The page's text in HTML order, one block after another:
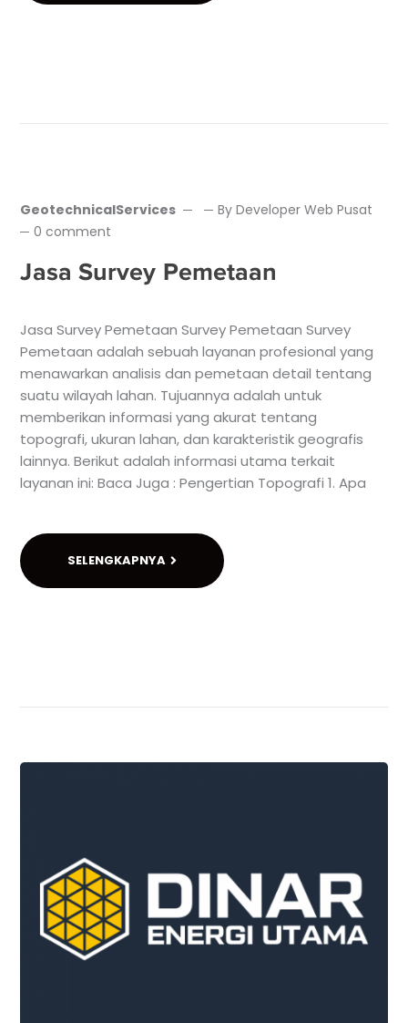
GeotechnicalServices ByDeveloper Web Pusat
0 comment
Jasa Survey Pemetaan
Jasa Survey Pemetaan Survey Pemetaan Survey
Pemetaan adalah sebuah layanan profesional yang
menawarkan analisis dan pemetaan detail tentang
suatu wilayah lahan. Tujuannya adalah untuk
memberikan informasi yang akurat tentang
topografi, ukuran lahan, dan karakteristik geografis
lainnya. Berikut adalah informasi utama terkait
layanan ini: Baca Juga : Pengertian Topografi 1. Apa
SELENGKAPNYA